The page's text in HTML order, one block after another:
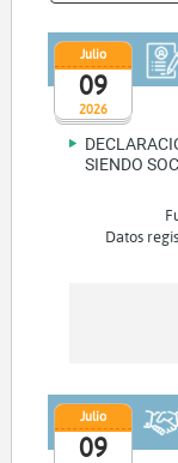
2026
Julio
09
SIENDO
Datos
Julio
09